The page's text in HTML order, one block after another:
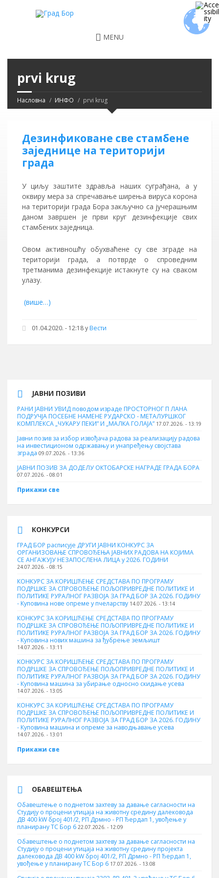
MENU
prvi krug
Насловна ИНФО prvi krug
Дезинфиковане све стамбене
заједнице на територији
града
У циљу заштите здравља наших суграђана, а у
оквиру мера за спречавање ширења вируса корона
на територији града Бора закључно са јучерашњим
даном завршен је први круг дезинфекције свих
стамбених заједница.
Овом активношћу обухваћене су све зграде на
територији града, а потврде о спроведним
третманима дезинфекције истакнуте су на сваком
улазу.
(више…)
01.04.2020. - 12:18уВести
ЈАВНИ ПОЗИВИ
РАНИ ЈАВНИ УВИД поводом израде ПРОСТОРНОГ П ЛАНА
ПОДРУЧЈА ПОСЕБНЕ НАМЕНЕ РУДАРСКО - МЕТАЛУРШКОГ
КОМПЛЕКСА „ЧУКАРУ ПЕКИ” И „МАЛКА ГОЛАЈА” 17.07.2026. - 13:19
Јавни позив за избор извођача радова за реализацију радова
на инвестиционом одржавању и унапређењу својстава
зграда 09.07.2026. - 13:36
ЈАВНИ ПОЗИВ ЗА ДОДЕЛУ ОКТOБАРСКЕ НАГРАДЕ ГРАДА БОРА
07.07.2026. - 08:01
Прикажи све
КОНКУРСИ
ГРАД БОР расписује ДРУГИ ЈАВНИ КОНКУРС ЗА
ОРГАНИЗОВАЊЕ СПРОВОЂЕЊА ЈАВНИХ РАДОВА НА КОЈИМА
СЕ АНГАЖУЈУ НЕЗАПОСЛЕНА ЛИЦА у 2026. ГОДИНИ
24.07.2026. - 08:15
КОНКУРС ЗА КОРИШЋЕЊЕ СРЕДСТАВА ПО ПРОГРАМУ
ПОДРШКЕ ЗА СПРОВОЂЕЊЕ ПОЉОПРИВРЕДНЕ ПОЛИТИКЕ И
ПОЛИТИКЕ РУРАЛНОГ РАЗВОЈА ЗА ГРАД БОР ЗА 2026. ГОДИНУ
- Куповина нове опреме у пчеларству 14.07.2026. - 13:14
КОНКУРС ЗА КОРИШЋЕЊЕ СРЕДСТАВА ПО ПРОГРАМУ
ПОДРШКЕ ЗА СПРОВОЂЕЊЕ ПОЉОПРИВРЕДНЕ ПОЛИТИКЕ И
ПОЛИТИКЕ РУРАЛНОГ РАЗВОЈА ЗА ГРАД БОР ЗА 2026. ГОДИНУ
- Куповина нових машина за ђубрење земљишт
14.07.2026. - 13:11
КОНКУРС ЗА КОРИШЋЕЊЕ СРЕДСТАВА ПО ПРОГРАМУ
ПОДРШКЕ ЗА СПРОВОЂЕЊЕ ПОЉОПРИВРЕДНЕ ПОЛИТИКЕ И
ПОЛИТИКЕ РУРАЛНОГ РАЗВОЈА ЗА ГРАД БОР ЗА 2026. ГОДИНУ
- Куповинa машина за убирање односно скидање усева
14.07.2026. - 13:05
КОНКУРС ЗА КОРИШЋЕЊЕ СРЕДСТАВА ПО ПРОГРАМУ
ПОДРШКЕ ЗА СПРОВОЂЕЊЕ ПОЉОПРИВРЕДНЕ ПОЛИТИКЕ И
ПОЛИТИКЕ РУРАЛНОГ РАЗВОЈА ЗА ГРАД БОР ЗА 2026. ГОДИНУ
- Куповина машина и опреме за наводњавање усева
14.07.2026. - 13:01
Прикажи све
ОБАВЕШТЕЊА
Обавештење о поднетом захтеву за давање сагласности на
Студију о процени утицаја на животну средину далековода
ДВ 400 kW број 401/2, РП Дрмно - РП Ђердап 1, увођење у
планирану ТС Бор 6 22.07.2026. - 12:09
Обавештење о поднетом захтеву за давање сагласности на
Студију о процени утицаја на животну средину пројекта
далековода ДВ 400 kW број 401/2, РП Дрмно - РП Ђердап 1,
увођење у планирану ТС Бор 6 17.07.2026. - 13:08